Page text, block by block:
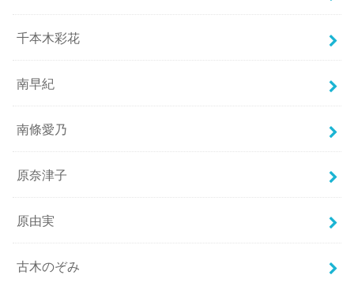
千本木彩花
南早紀
南條愛乃
原奈津子
原由実
古木のぞみ